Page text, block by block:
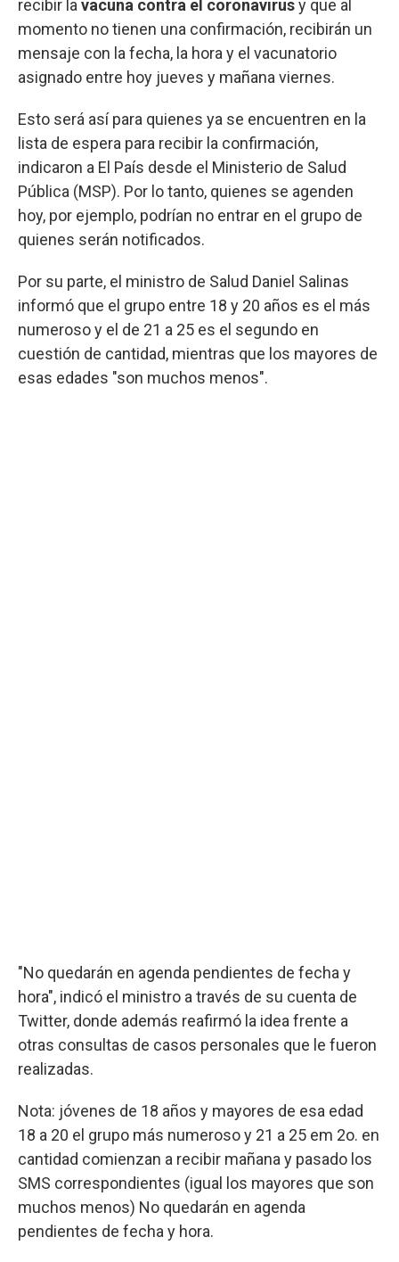
recibir la vacuna contra el coronavirusy que al
momento no tienen una confirmación, recibirán un
mensaje con la fecha, la hora y el vacunatorio
asignado entre hoy jueves y mañana viernes.
Esto será así para quienes ya se encuentren en la
lista de espera para recibir la confirmación,
indicaron a El País desde el Ministerio de Salud
Pública (MSP). Por lo tanto, quienes se agenden
hoy, por ejemplo, podrían no entrar en el grupo de
quienes serán notificados.
Por su parte, el ministro de Salud Daniel Salinas
informó que el grupo entre 18 y 20 años es el más
numeroso y el de 21 a 25 es el segundo en
cuestión de cantidad, mientras que los mayores de
esas edades "son muchos menos".
"No quedarán en agenda pendientes de fecha y
hora", indicó el ministro a través de su cuenta de
Twitter, donde además reafirmó la idea frente a
otras consultas de casos personales que le fueron
realizadas.
Nota: jóvenes de 18 años y mayores de esa edad
18 a 20 el grupo más numeroso y 21 a 25 em 2o. en
cantidad comienzan a recibir mañana y pasado los
SMS correspondientes (igual los mayores que son
muchos menos) No quedarán en agenda
pendientes de fecha y hora.